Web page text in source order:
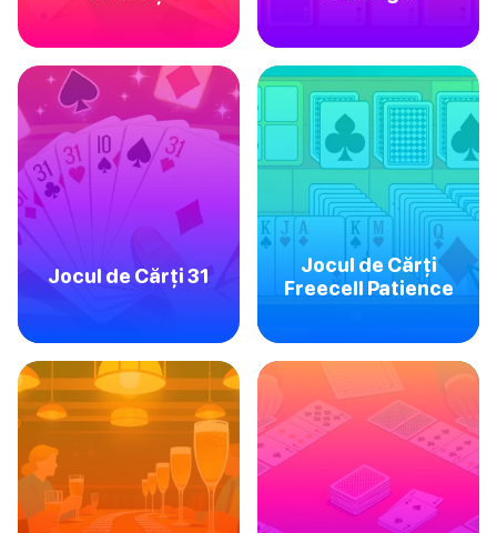
Jocul de Cărți 31
Jocul de Cărți
Freecell Patience